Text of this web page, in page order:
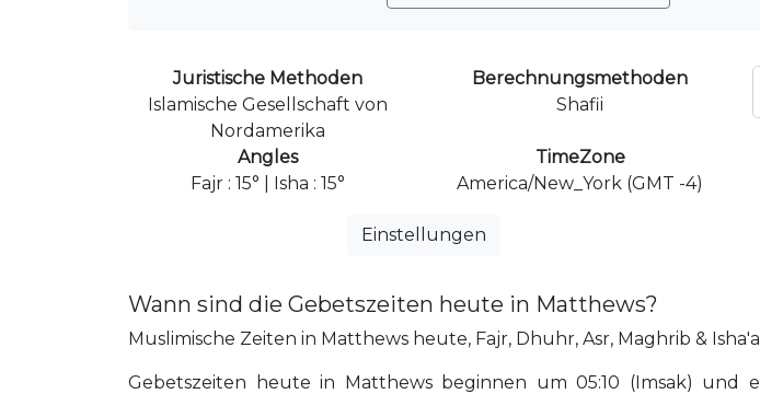
Juristische Methoden
Islamische Gesellschaft von
Nordamerika
Berechnungsmethoden
Shafii
Angles
Fajr : 15° | Isha : 15°
TimeZone
America/New_York (GMT -4)
Einstellungen
Wann sind die Gebetszeiten heute in Matthews?
Muslimische Zeiten in Matthews heute, Fajr, Dhuhr, Asr, Maghrib &
Gebetszeiten heute in Matthews beginnen um 05:10 (Imsak) und